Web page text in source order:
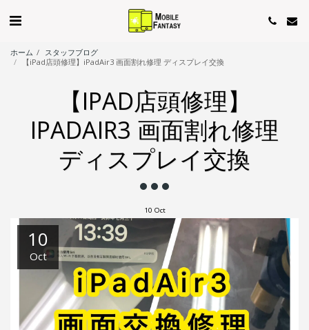
ホーム
スタッフブログ
【iPad店頭修理】iPadAir3 画面割れ修理 ディスプレイ交換
【IPAD店頭修理】
IPADAIR3 画面割れ修理
ディスプレイ交換
10 Oct
10
Oct